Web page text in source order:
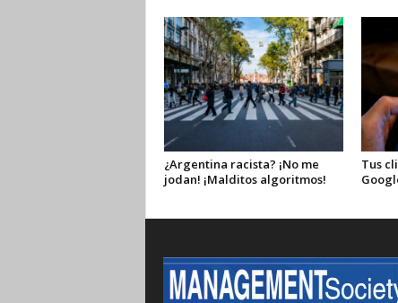
¿Argentina racista? ¡No me
jodan! ¡Malditos algoritmos!
Tus